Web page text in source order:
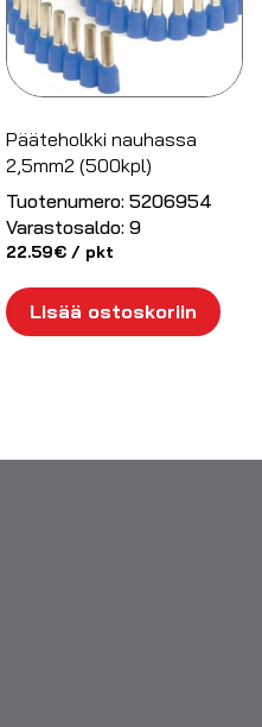
Pääteholkki nauhassa
2,5mm2 (500kpl)
Tuotenumero: 5206954
Varastosaldo: 9
22.59€ / pkt
Lisää ostoskoriin